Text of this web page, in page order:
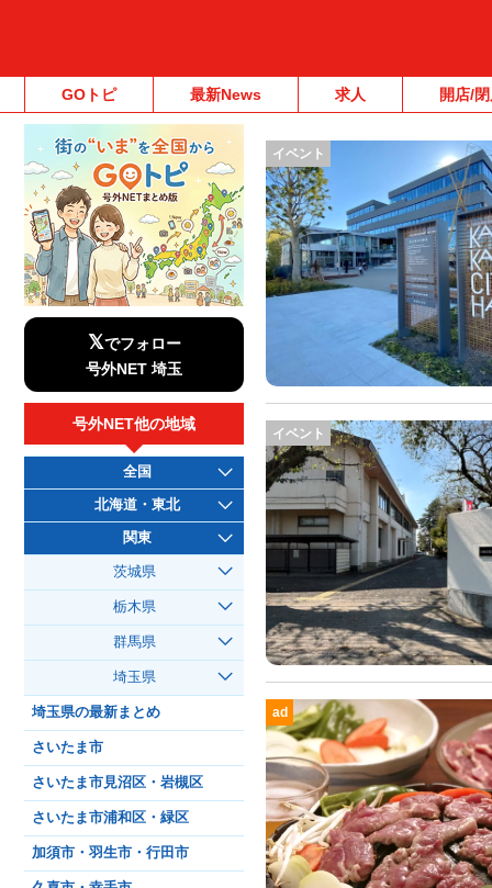
GOトピ 最新News 求人 開店/
イベント
イベント
ad
𝕏でフォロー
号外NET 埼玉
号外NET他の地域
全国
北海道・東北
関東
茨城県
栃木県
群馬県
埼玉県
埼玉県の最新まとめ
さいたま市
さいたま市見沼区・岩槻区
さいたま市浦和区・緑区
加須市・羽生市・行田市